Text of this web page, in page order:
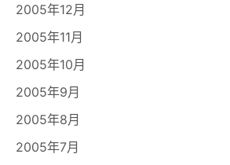
2005年12月
2005年11月
2005年10月
2005年9月
2005年8月
2005年7月